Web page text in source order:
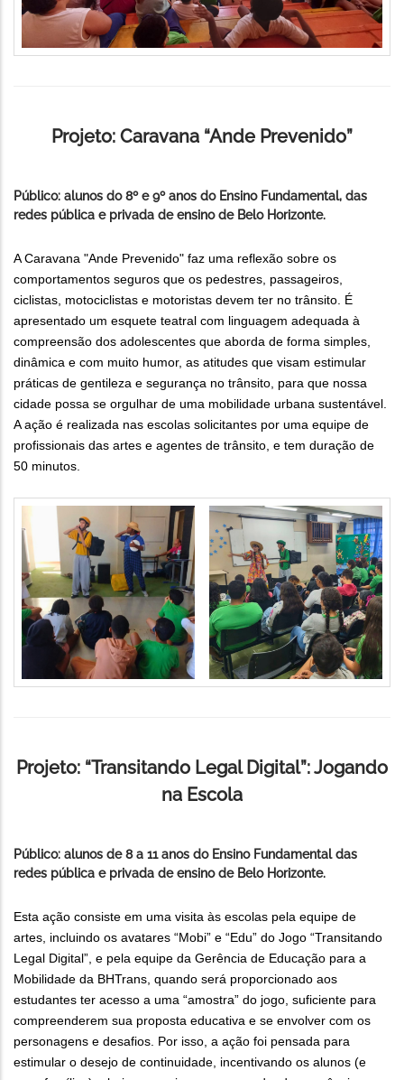
Projeto: Caravana “Ande Prevenido”
Público: alunos do 8º e 9º anos do Ensino Fundamental, das
redes pública e privada de ensino de Belo Horizonte.
A Caravana "Ande Prevenido" faz uma reflexão sobre os
comportamentos seguros que os pedestres, passageiros,
ciclistas, motociclistas e motoristas devem ter no trânsito. É
apresentado um esquete teatral com linguagem adequada à
compreensão dos adolescentes que aborda de forma simples,
dinâmica e com muito humor, as atitudes que visam estimular
práticas de gentileza e segurança no trânsito, para que nossa
cidade possa se orgulhar de uma mobilidade urbana sustentável.
A ação é realizada nas escolas solicitantes por uma equipe de
profissionais das artes e agentes de trânsito, e tem duração de
50 minutos.
Projeto: “Transitando Legal Digital”: Jogando
na Escola
Público: alunos de 8 a 11 anos do Ensino Fundamental das
redes pública e privada de ensino de Belo Horizonte.
Esta ação consiste em uma visita às escolas pela equipe de
artes, incluindo os avatares “Mobi” e “Edu” do Jogo “Transitando
Legal Digital”, e pela equipe da Gerência de Educação para a
Mobilidade da BHTrans, quando será proporcionado aos
estudantes ter acesso a uma “amostra” do jogo, suficiente para
compreenderem sua proposta educativa e se envolver com os
personagens e desafios. Por isso, a ação foi pensada para
estimular o desejo de continuidade, incentivando os alunos (e